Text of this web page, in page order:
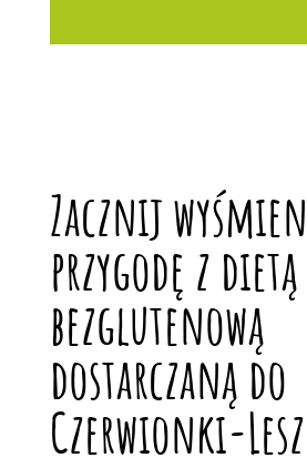
Zacznij
przygodę z dietą
bezglutenową
dostarczaną do
Czerwionki-